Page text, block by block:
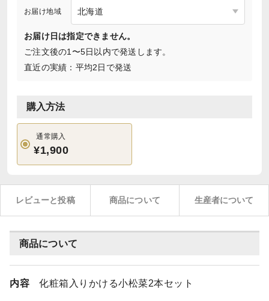
お届け地域
お届け日は指定できません。
ご注文後の1〜5日以内で発送します。
直近の実績：平均2日で発送
購入方法
通常購入
¥1,900
レビューと投稿 商品について 生産者について
商品について
内容 化粧箱入りかける小松菜2本セット